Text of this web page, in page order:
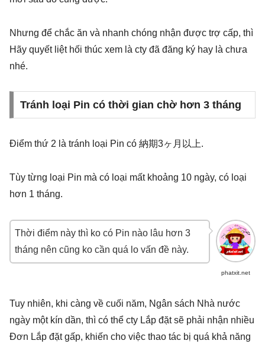
Nhưng để chắc ăn và nhanh chóng nhận được trợ cấp, thì
Hãy quyết liệt hối thúc xem là cty đã đăng ký hay là chưa
nhé.
Tránh loại Pin có thời gian chờ hơn 3 tháng
Điểm thứ 2 là tránh loại Pin có 納期3ヶ月以上.
Tùy từng loại Pin mà có loại mất khoảng 10 ngày, có loại
hơn 1 tháng.
phatxit.net
Thời điểm này thì ko có Pin nào lâu hơn 3
tháng nên cũng ko cần quá lo vấn đề này.
Tuy nhiên, khi càng về cuối năm, Ngân sách Nhà nước
ngày một kín dần, thì có thể cty Lắp đặt sẽ phải nhận nhiều
Đơn Lắp đặt gấp, khiến cho việc thao tác bị quá khả năng